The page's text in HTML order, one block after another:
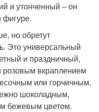
и утонченный – он
фигуре.
но обретут
Это универсальный
и праздничный,
вкраплением
или горчичным,
шоколадным,
бежевым цветом.